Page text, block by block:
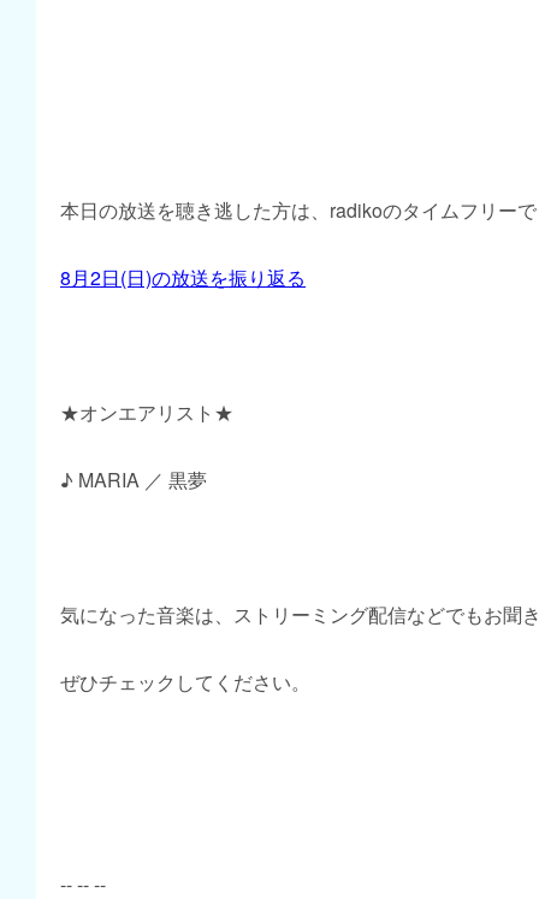
本日の放送を聴き逃した方は、radikoのタイムフリー
8月2日(日)の放送を振り返る
★オンエアリスト★
♪ MARIA ／ 黒夢
気になった音楽は、ストリーミング配信などでもお聞
ぜひチェックしてください。
-- -- --